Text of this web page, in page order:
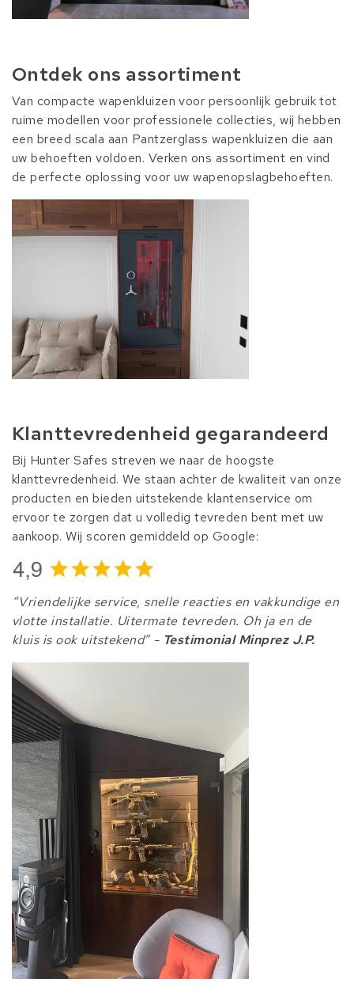
Ontdek ons assortiment
Van compacte wapenkluizen voor persoonlijk gebruik tot
ruime modellen voor professionele collecties, wij hebben
een breed scala aan Pantzerglass wapenkluizen die aan
uw behoeften voldoen. Verken ons assortiment en vind
de perfecte oplossing voor uw wapenopslagbehoeften.
Klanttevredenheid gegarandeerd
Bij Hunter Safes streven we naar de hoogste
klanttevredenheid. We staan achter de kwaliteit van onze
producten en bieden uitstekende klantenservice om
ervoor te zorgen dat u volledig tevreden bent met uw
aankoop. Wij scoren gemiddeld op Google:
“Vriendelijke service, snelle reacties en vakkundige en
vlotte installatie. Uitermate tevreden. Oh ja en de
kluis is ook uitstekend” - Testimonial Minprez J.P.